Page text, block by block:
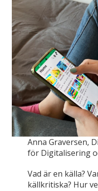
Anna Graversen,
för Digitalisering
Vad är en källa?
källkritiska? Hur